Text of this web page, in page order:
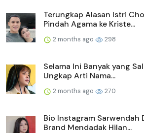
Terungkap Alasan Istri
Pindah Agama ke Kriste...
2 months ago 298
Selama Ini Banyak yang
Ungkap Arti Nama...
2 months ago 270
Bio Instagram Sarwendah
Brand Mendadak Hilan...